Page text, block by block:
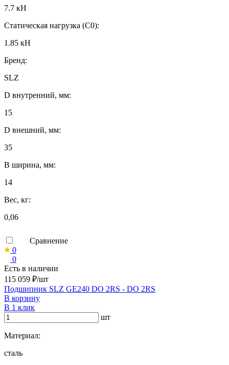
7.7 кН
Статическая нагрузка (C0):
1.85 кН
Бренд:
SLZ
D внутренний, мм:
15
D внешний, мм:
35
B ширина, мм:
14
Вес, кг:
0,06
Сравнение
0
0
Есть в наличии
115 059 ₽/шт
Подшипник SLZ GE240 DO 2RS - DO 2RS
В корзину
В 1 клик
шт
Материал:
сталь